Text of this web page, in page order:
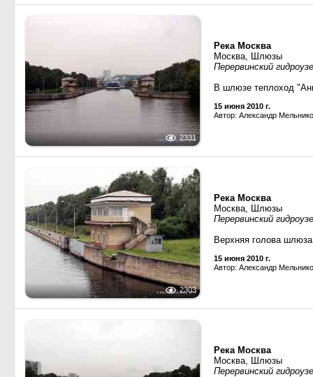
2331
Река Москва
Москва, Шлюзы
Перервинский
В шлюзе теплоход
15 июня 2010 г.
Автор: Александр
2303
Река Москва
Москва, Шлюзы
Перервинский
Верхняя голова
15 июня 2010 г.
Автор: Александр
Река Москва
Москва, Шлюзы
Перервинский